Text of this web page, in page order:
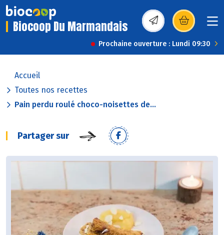
Biocoop Du Marmandais (s’ouvre dans une
Prochaine ouverture : Lundi 09:30
Accueil
Toutes nos recettes
Pain perdu roulé choco-noisettes de...
Partager sur